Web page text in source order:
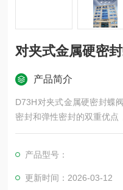
对夹式金属硬密
产品简介
D73H对夹式金属硬密封蝶
密封和弹性密封的双重优点
有优良的密封性能。具有双
限 制，也不受空间位置的
金 、电力、石油化工、以
调节流量和载断流体使用。
产品型号：
更新时间：2026-03-12